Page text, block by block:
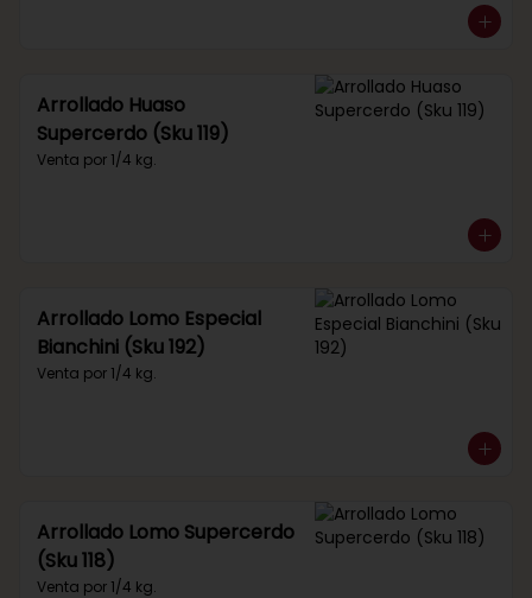
Arrollado Huaso
Supercerdo (Sku 119)
Venta por 1/4 kg.
Arrollado Lomo Especial
Bianchini (Sku 192)
Venta por 1/4 kg.
Arrollado Lomo Supercerdo
(Sku 118)
Venta por 1/4 kg.